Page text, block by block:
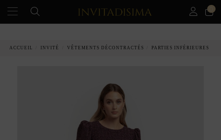
ACCUEIL INVITÉ VÊTEMENTS DÉCONTRACTÉS PARTIES INFÉRIEURES